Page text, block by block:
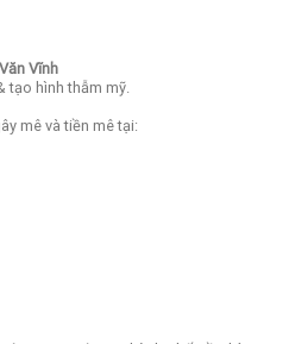
Vĩnh
tạo hình thẫm mỹ.
mê và tiền mê tại: